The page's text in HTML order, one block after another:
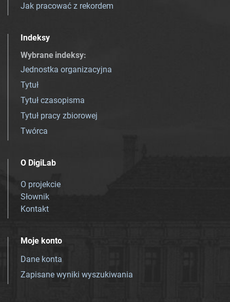
Jak pracować z rekordem
Indeksy
Wybrane indeksy:
Jednostka organizacyjna
Tytuł
Tytuł czasopisma
Tytuł pracy zbiorowej
Twórca
O DigiLab
O projekcie
Słownik
Kontakt
Moje konto
Dane konta
Zapisane wyniki wyszukiwania